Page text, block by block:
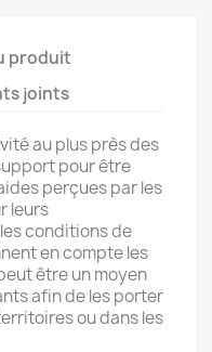
produit
joints
au plus près des
pour être
perçues par les
leurs
conditions de
en compte les
être un moyen
afin de les porter
ou dans les